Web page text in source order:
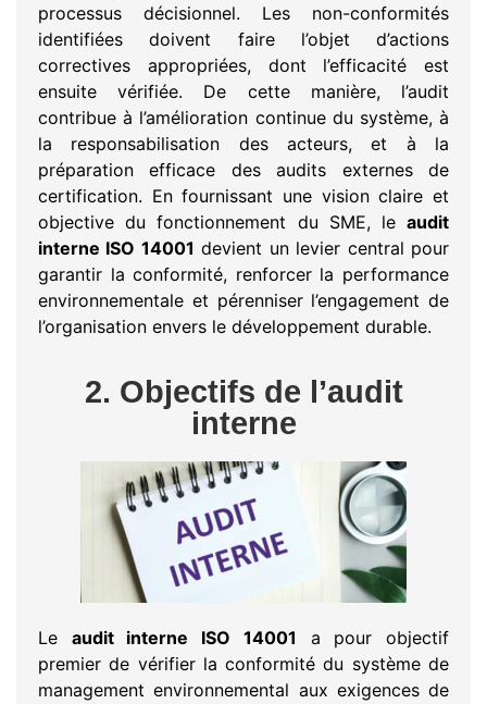
processus décisionnel. Les non-conformités
identifiées doivent faire l’objet d’actions
correctives appropriées, dont l’efficacité est
ensuite vérifiée. De cette manière, l’audit
contribue à l’amélioration continue du système, à
la responsabilisation des acteurs, et à la
préparation efficace des audits externes de
certification. En fournissant une vision claire et
objective du fonctionnement du SME, le audit
interne ISO 14001 devient un levier central pour
garantir la conformité, renforcer la performance
environnementale et pérenniser l’engagement de
l’organisation envers le développement durable.
2. Objectifs de l’audit
interne
Le audit interne ISO 14001 a pour objectif
premier de vérifier la conformité du système de
management environnemental aux exigences de